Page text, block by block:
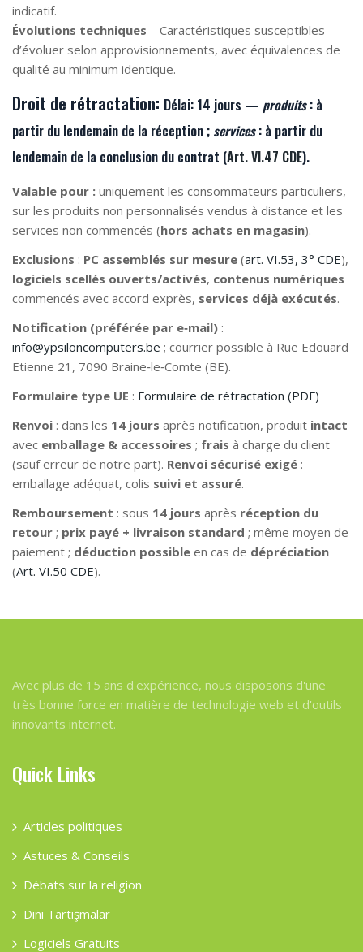
indicatif.
Évolutions techniques – Caractéristiques susceptibles
d’évoluer selon approvisionnements, avec équivalences de
qualité au minimum identique.
Droit de rétractation: Délai: 14 jours — produits: à
partir du lendemain de la réception ; services: à partir du
lendemain de la conclusion du contrat (Art. VI.47 CDE).
Valable pour : uniquement les consommateurs particuliers,
sur les produits non personnalisés vendus à distance et les
services non commencés (hors achats en magasin).
Exclusions : PC assemblés sur mesure (art. VI.53, 3° CDE),
logiciels scellés ouverts/activés, contenus numériques
commencés avec accord exprès, services déjà exécutés.
Notification (préférée par e‑mail) :
info@ypsiloncomputers.be ; courrier possible à Rue Edouard
Etienne 21, 7090 Braine‑le‑Comte (BE).
Formulaire type UE : Formulaire de rétractation (PDF)
Renvoi : dans les 14 jours après notification, produit intact
avec emballage & accessoires ; frais à charge du client
(sauf erreur de notre part). Renvoi sécurisé exigé :
emballage adéquat, colis suivi et assuré.
Remboursement : sous 14 jours après réception du
retour ; prix payé + livraison standard ; même moyen de
paiement ; déduction possible en cas de dépréciation
(Art. VI.50 CDE).
Avec plus de 15 ans d'expérience, nous disposons d'une
très bonne force en matière de technologie web et d'outils
innovants internet.
Quick Links
Articles politiques
Astuces & Conseils
Débats sur la religion
Dini Tartışmalar
Logiciels Gratuits